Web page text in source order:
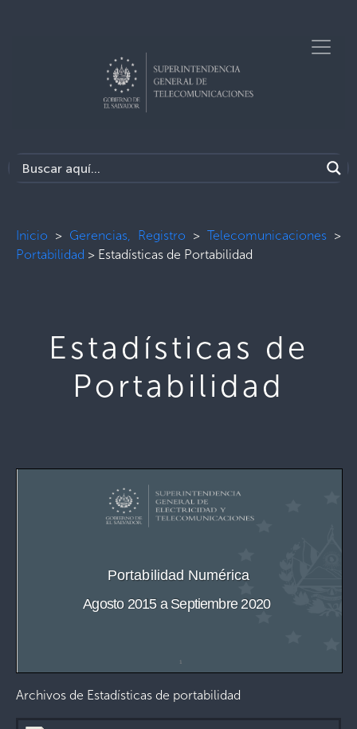
Inicio > Gerencias, Registro > Telecomunicaciones >
Portabilidad > Estadísticas de Portabilidad
Estadísticas de
Portabilidad
Archivos de Estadísticas de portabilidad